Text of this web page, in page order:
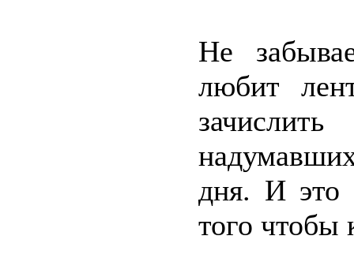
Не
любит
дня. И это
того чтобы